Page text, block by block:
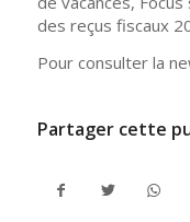
des reçus fiscaux
Pour consulter la
Partager cette